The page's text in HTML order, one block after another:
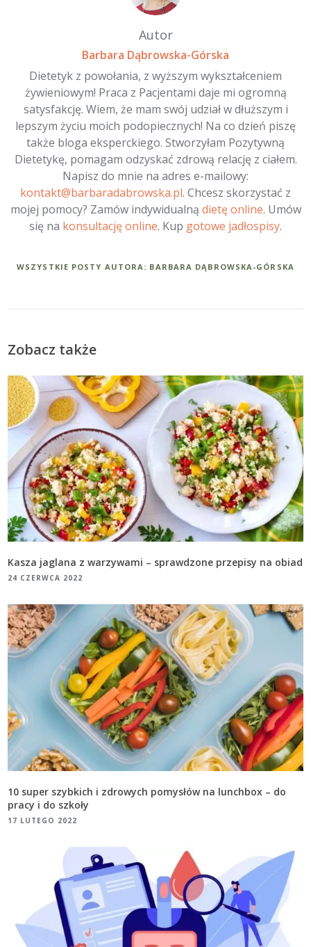
Autor
Barbara Dąbrowska-Górska
Dietetyk z powołania, z wyższym wykształceniem
żywieniowym! Praca z Pacjentami daje mi ogromną
satysfakcję. Wiem, że mam swój udział w dłuższym i
lepszym życiu moich podopiecznych! Na co dzień piszę
także bloga eksperckiego. Stworzyłam Pozytywną
Dietetykę, pomagam odzyskać zdrową relację z ciałem.
Napisz do mnie na adres e-mailowy:
kontakt@barbaradabrowska.pl. Chcesz skorzystać z
mojej pomocy? Zamów indywidualną dietę online. Umów
się na konsultację online. Kup gotowe jadłospisy.
WSZYSTKIE POSTY AUTORA: BARBARA DĄBROWSKA-GÓRSKA
Zobacz także
Kasza jaglana z warzywami – sprawdzone przepisy na obiad
24 CZERWCA 2022
10 super szybkich i zdrowych pomysłów na lunchbox – do
pracy i do szkoły
17 LUTEGO 2022